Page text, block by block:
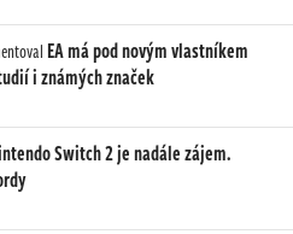
EA má pod novým vlastníkem
i známých značek
Switch 2 je nadále zájem.